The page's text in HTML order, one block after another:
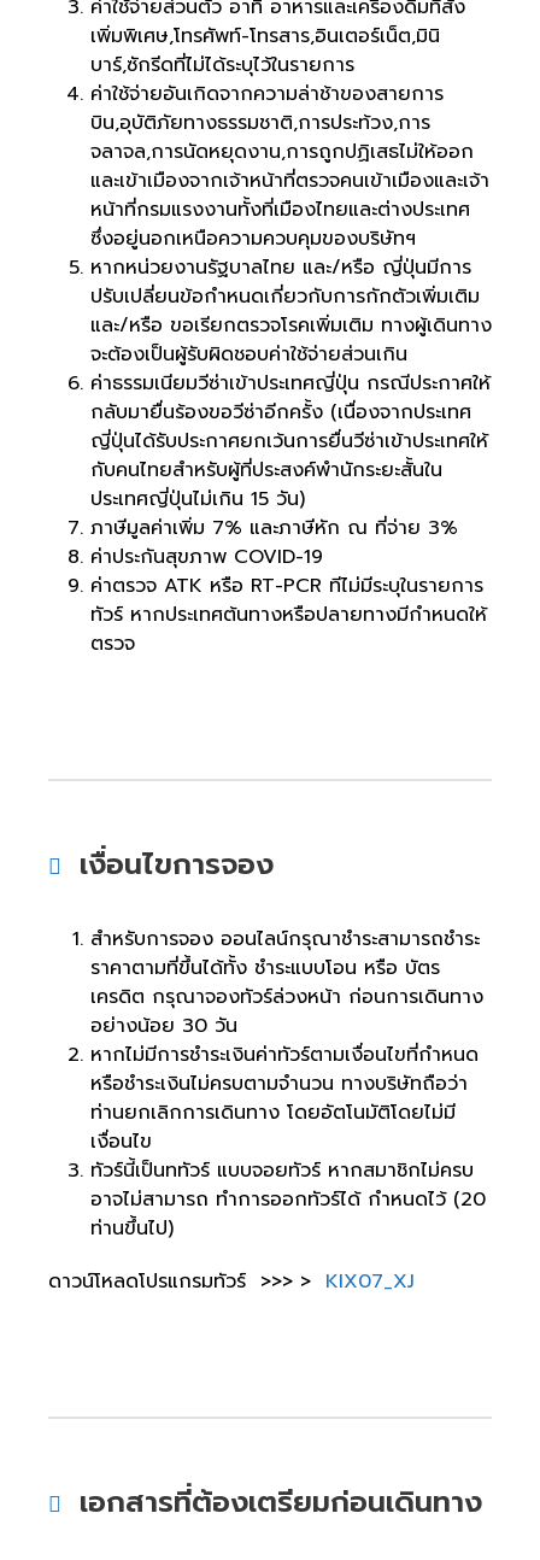
ค่าใช้จ่ายส่วนตัว อาทิ อาหารและเครื่องดื่มที่สั่ง
เพิ่มพิเศษ,โทรศัพท์-โทรสาร,อินเตอร์เน็ต,มินิ
บาร์,ซักรีดที่ไม่ได้ระบุไว้ในรายการ
ค่าใช้จ่ายอันเกิดจากความล่าช้าของสายการ
บิน,อุบัติภัยทางธรรมชาติ,การประท้วง,การ
จลาจล,การนัดหยุดงาน,การถูกปฏิเสธไม่ให้ออก
และเข้าเมืองจากเจ้าหน้าที่ตรวจคนเข้าเมืองและเจ้า
หน้าที่กรมแรงงานทั้งที่เมืองไทยและต่างประเทศ
ซึ่งอยู่นอกเหนือความควบคุมของบริษัทฯ
หากหน่วยงานรัฐบาลไทย และ/หรือ ญี่ปุ่นมีการ
ปรับเปลี่ยนข้อกำหนดเกี่ยวกับการกักตัวเพิ่มเติม
และ/หรือ ขอเรียกตรวจโรคเพิ่มเติม ทางผู้เดินทาง
จะต้องเป็นผู้รับผิดชอบค่าใช้จ่ายส่วนเกิน
ค่าธรรมเนียมวีซ่าเข้าประเทศญี่ปุ่น กรณีประกาศให้
กลับมายื่นร้องขอวีซ่าอีกครั้ง (เนื่องจากประเทศ
ญี่ปุ่นได้รับประกาศยกเว้นการยื่นวีซ่าเข้าประเทศให้
กับคนไทยสำหรับผู้ที่ประสงค์พำนักระยะสั้นใน
ประเทศญี่ปุ่นไม่เกิน 15 วัน)
ภาษีมูลค่าเพิ่ม 7% และภาษีหัก ณ ที่จ่าย 3%
ค่าประกันสุขภาพ COVID-19
ค่าตรวจ ATK หรือ RT-PCR ทีไม่มีระบุในรายการ
ทัวร์ หากประเทศต้นทางหรือปลายทางมีกำหนดให้
ตรวจ
เงื่อนไขการจอง
สำหรับการจอง ออนไลน์กรุณาชำระสามารถชำระ
ราคาตามที่ขึ้นได้ทั้ง ชำระแบบโอน หรือ บัตร
เครดิต กรุณาจองทัวร์ล่วงหน้า ก่อนการเดินทาง
อย่างน้อย 30 วัน
หากไม่มีการชำระเงินค่าทัวร์ตามเงื่อนไขที่กำหนด
หรือชำระเงินไม่ครบตามจำนวน ทางบริษัทถือว่า
ท่านยกเลิกการเดินทาง โดยอัตโนมัติโดยไม่มี
เงื่อนไข
ทัวร์นี้เป็นททัวร์ แบบจอยทัวร์ หากสมาชิกไม่ครบ
อาจไม่สามารถ ทำการออกทัวร์ได้ กำหนดไว้ (20
ท่านขึ้นไป)
ดาวน์โหลดโปรแกรมทัวร์ >>> > KIX07_XJ
เอกสารที่ต้องเตรียมก่อนเดินทาง